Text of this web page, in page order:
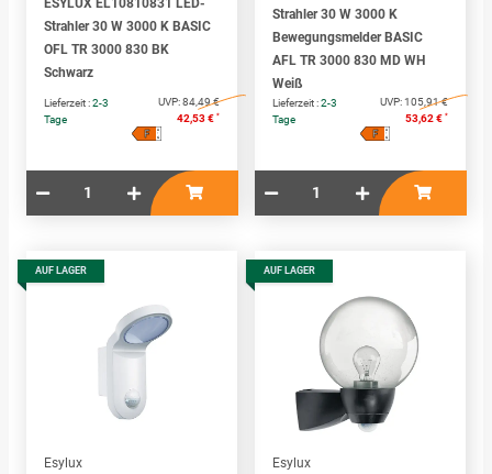
Strahler 30 W 3000 K BASIC
OFL TR 3000 830 BK
Schwarz
Lieferzeit :2-3
Tage
UVP:84,49 €
42,53 € *
A
↑
G
F
Strahler 30 W 3000 K
Bewegungsmelder BASIC
AFL TR 3000 830 MD WH
Weiß
Lieferzeit :2-3
Tage
UVP:105,91 €
53,62 € *
A
↑
G
F
AUF LAGER
Esylux
AUF LAGER
Esylux